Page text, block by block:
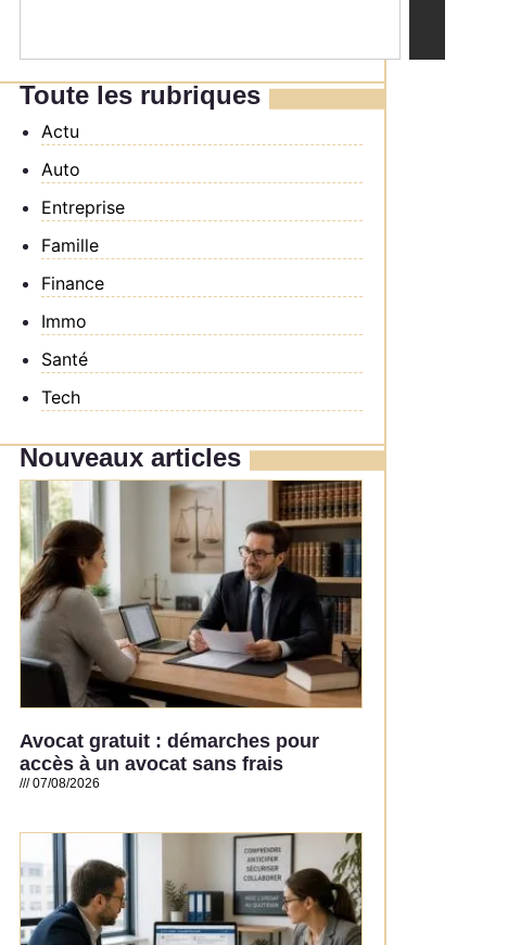
Toute les rubriques
Actu
Auto
Entreprise
Famille
Finance
Immo
Santé
Tech
Nouveaux articles
Avocat gratuit : démarches pour
accès à un avocat sans frais
07/08/2026